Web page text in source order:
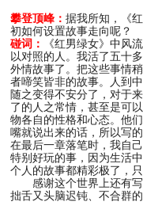
攀登顶峰： 据我所知，《
初如何设置故事走向呢？
碰词：
《红男绿女》中风
以对照的人。我活了五十
外情故事了。把这些事情
者啼笑皆非的故事。人到
随之变得不安分了，对于
了的人之常情，甚至是可
物各自的性格和心态。他
嘴就说出来的话，所以写
在最后一章落笔时，我自
特别好玩的事，因为生活
个人的故事都精彩极了，
感谢这个世界上还有写
拙舌又头脑迟钝、不合群